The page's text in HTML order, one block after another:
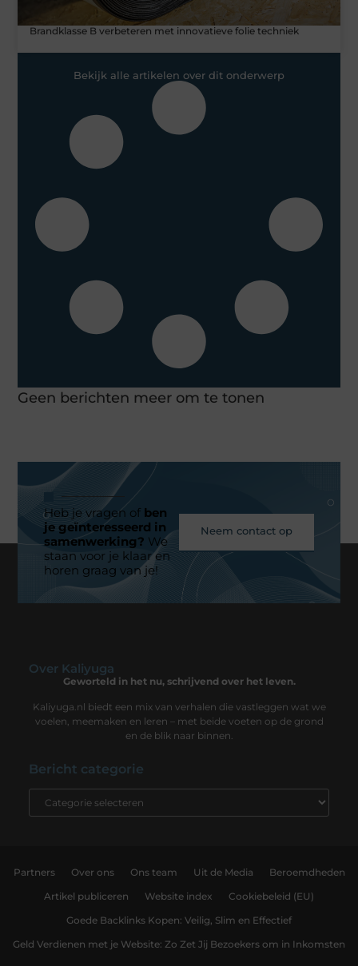
Brandklasse B verbeteren met innovatieve folie techniek
Bekijk alle artikelen over dit onderwerp
Geen berichten meer om te tonen
Heb je vragen ofben
je geïnteresseerd in
samenwerking? We
staan voor je klaar en
horen graag van je!
Neem contact op
Over Kaliyuga
Geworteld in het nu, schrijvend over het leven.
Kaliyuga.nl biedt een mix van verhalen die vastleggen wat we
voelen, meemaken en leren – met beide voeten op de grond
en de blik naar binnen.
Bericht categorie
Partners Over ons Ons team Uit de Media Beroemdheden
Artikel publiceren Website index Cookiebeleid (EU)
Goede Backlinks Kopen: Veilig, Slim en Effectief
Geld Verdienen met je Website: Zo Zet Jij Bezoekers om in Inkomsten